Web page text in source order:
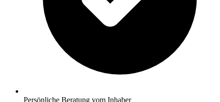
Persönliche Beratung vom Inhaber